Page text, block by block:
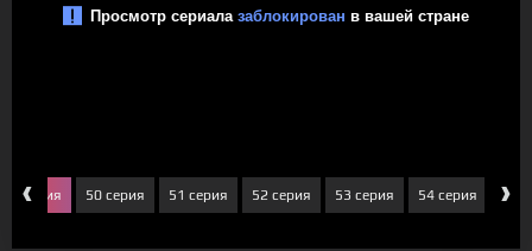
‹
49 серия 50 серия 51 серия 52 серия 53 серия 54 серия 55
›